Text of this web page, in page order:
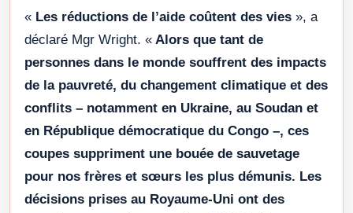
« Les réductions de l’aide coûtent des vies », a
déclaré Mgr Wright. « Alors que tant de
personnes dans le monde souffrent des impacts
de la pauvreté, du changement climatique et des
conflits – notamment en Ukraine, au Soudan et
en République démocratique du Congo –, ces
coupes suppriment une bouée de sauvetage
pour nos frères et sœurs les plus démunis. Les
décisions prises au Royaume-Uni ont des